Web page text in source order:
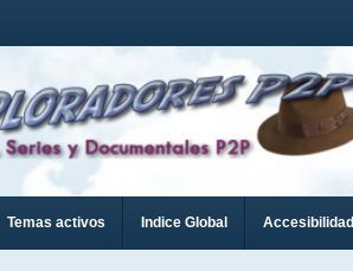
Temas activos Indice Global Accesibilidad